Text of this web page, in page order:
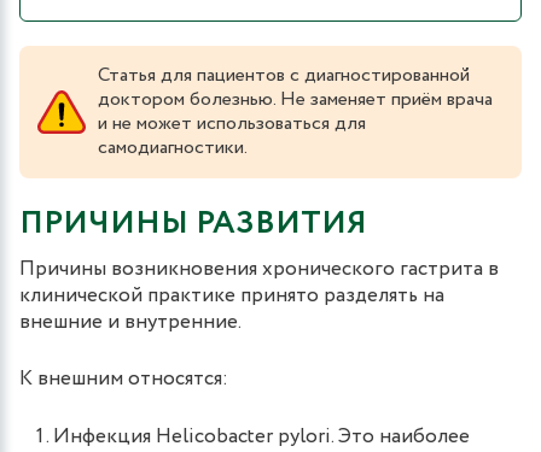
Статья для пациентов с диагностированной
доктором болезнью. Не заменяет приём врача
и не может использоваться для
самодиагностики.
ПРИЧИНЫ РАЗВИТИЯ
Причины возникновения хронического гастрита в
клинической практике принято разделять на
внешние и внутренние.
К внешним относятся:
Инфекция Helicobacter pylori. Это наиболее